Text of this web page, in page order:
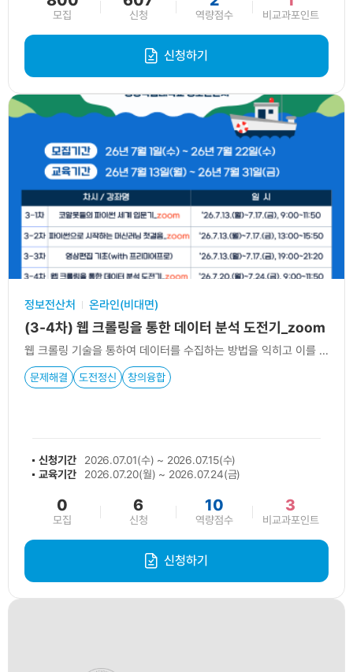
모집 신청 역량점수 비교과포인트
신청하기
정보전산처 온라인(비대면)
(3-4차) 웹 크롤링을 통한 데이터 분석 도전기_zoom
웹 크롤링 기술을 통하여 데이터를 수집하는 방법을 익히고 이를 기반으로 정제, 처리, 분석을 하여 시각화하는 기법에 대해 학습하고자 한다. (※ 파이썬 기초 필수)
문제해결 도전정신 창의융합
신청기간
2026.07.01(수) ~ 2026.07.15(수)
교육기간
2026.07.20(월) ~ 2026.07.24(금)
0
모집
6
신청
10
역량점수
3
비교과포인트
신청하기